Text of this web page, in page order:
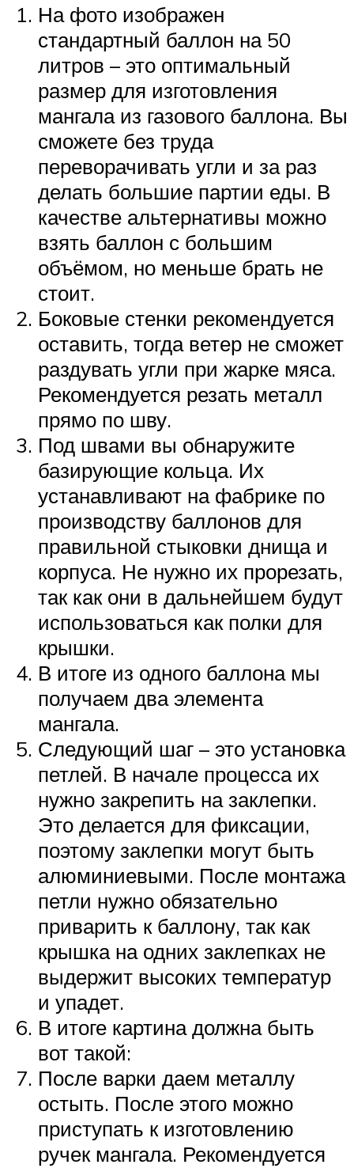
На фото изображен
стандартный баллон на 50
литров – это оптимальный
размер для изготовления
мангала из газового баллона. Вы
сможете без труда
переворачивать угли и за раз
делать большие партии еды. В
качестве альтернативы можно
взять баллон с большим
объёмом, но меньше брать не
стоит.
Боковые стенки рекомендуется
оставить, тогда ветер не сможет
раздувать угли при жарке мяса.
Рекомендуется резать металл
прямо по шву.
Под швами вы обнаружите
базирующие кольца. Их
устанавливают на фабрике по
производству баллонов для
правильной стыковки днища и
корпуса. Не нужно их прорезать,
так как они в дальнейшем будут
использоваться как полки для
крышки.
В итоге из одного баллона мы
получаем два элемента
мангала.
Следующий шаг – это установка
петлей. В начале процесса их
нужно закрепить на заклепки.
Это делается для фиксации,
поэтому заклепки могут быть
алюминиевыми. После монтажа
петли нужно обязательно
приварить к баллону, так как
крышка на одних заклепках не
выдержит высоких температур
и упадет.
В итоге картина должна быть
вот такой:
После варки даем металлу
остыть. После этого можно
приступать к изготовлению
ручек мангала. Рекомендуется